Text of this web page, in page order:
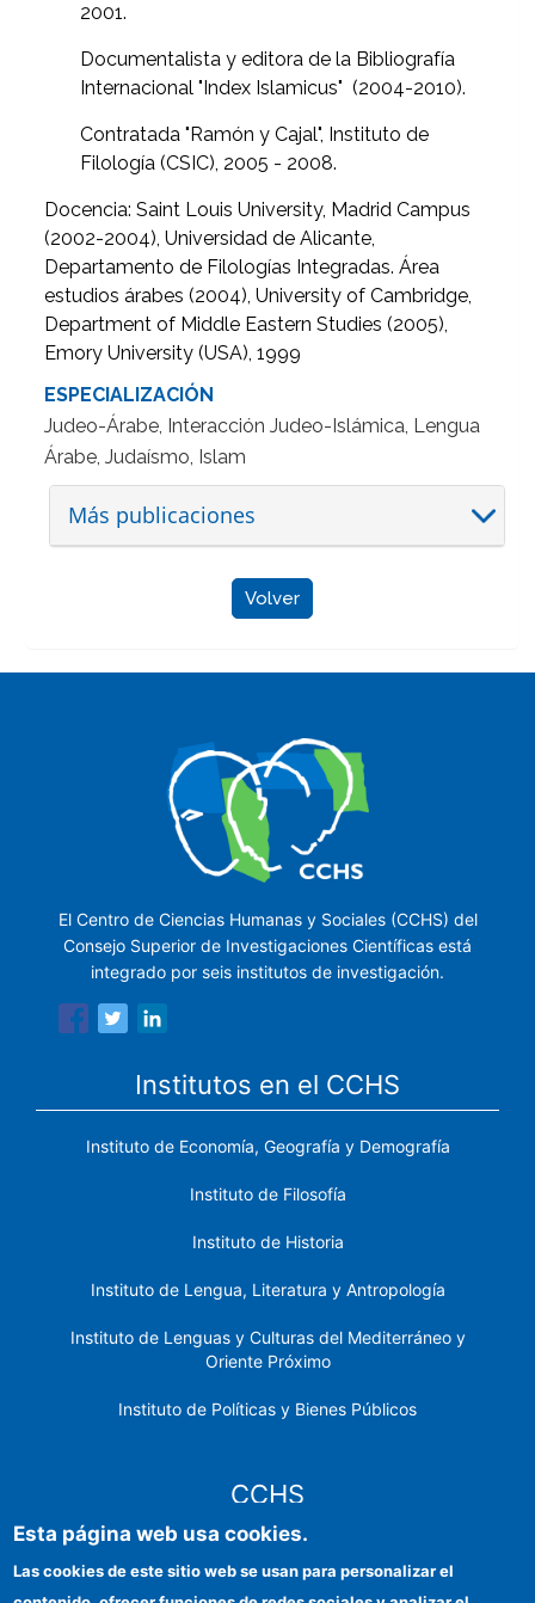
2001.
Documentalista y editora de la Bibliografía
Internacional "Index Islamicus" (2004-2010).
Contratada "Ramón y Cajal", Instituto de
Filología (CSIC), 2005 - 2008.
Docencia: Saint Louis University, Madrid Campus
(2002-2004), Universidad de Alicante,
Departamento de Filologías Integradas. Área
estudios árabes (2004), University of Cambridge,
Department of Middle Eastern Studies (2005),
Emory University (USA), 1999
ESPECIALIZACIÓN
Judeo-Árabe, Interacción Judeo-Islámica, Lengua
Árabe, Judaísmo, Islam
Más publicaciones
Volver
El Centro de Ciencias Humanas y Sociales (CCHS) del
Consejo Superior de Investigaciones Científicas está
integrado por seis institutos de investigación.
Institutos en el CCHS
Instituto de Economía, Geografía y Demografía
Instituto de Filosofía
Instituto de Historia
Instituto de Lengua, Literatura y Antropología
Instituto de Lenguas y Culturas del Mediterráneo y
Oriente Próximo
Instituto de Políticas y Bienes Públicos
CCHS
Esta página web usa cookies.
Las cookies de este sitio web se usan para personalizar el